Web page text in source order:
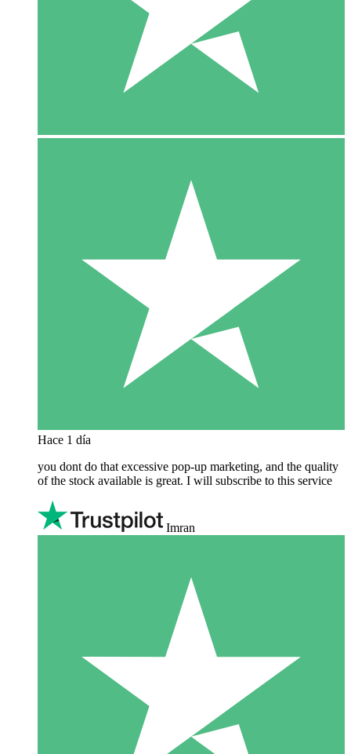
Hace 1 día
you dont do that excessive pop-up marketing, and the quality
of the stock available is great. I will subscribe to this service
Imran